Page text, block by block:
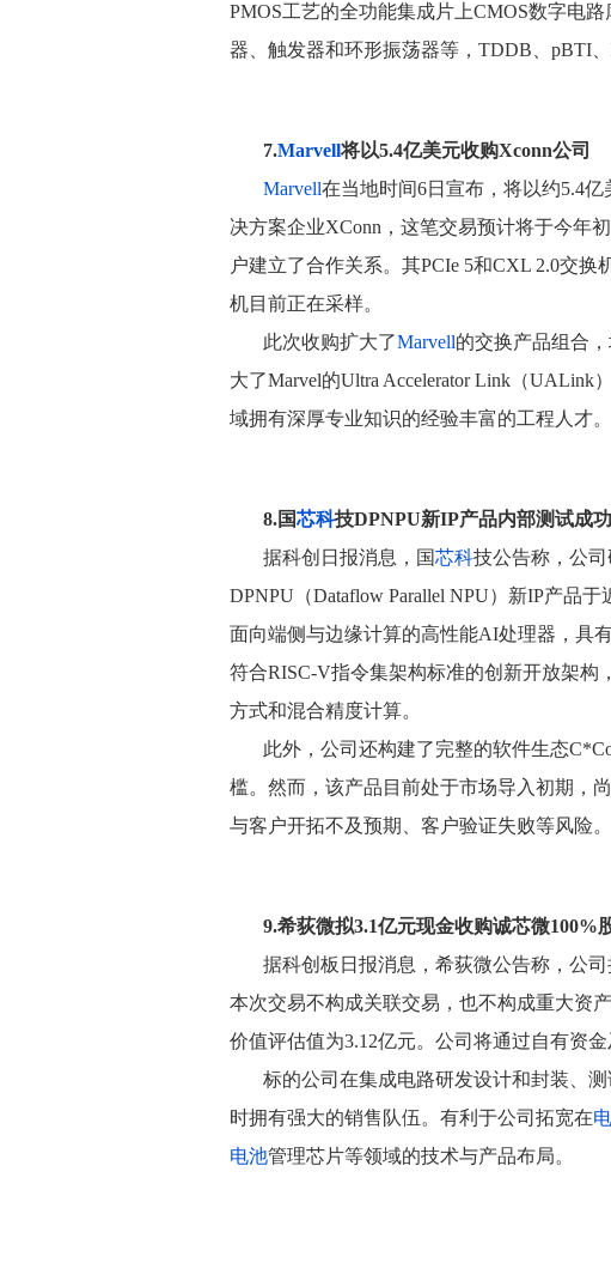
PMOS工艺的全功能集成片上CMOS数字电
器、触发器和环形振荡器等，TDDB、pBTI
7.Marvell将以5.4亿美元收购Xconn公司
Marvell在当地时间6日宣布，将以约5.4
决方案企业XConn，这笔交易预计将于今年
户建立了合作关系。其PCIe 5和CXL 2.0交换
机目前正在采样。
此次收购扩大了Marvell的交换产品组合
大了Marvel的Ultra Accelerator Link（
域拥有深厚专业知识的经验丰富的工程人才。
8.国芯科技DPNPU新IP产品内部测试成功
据科创日报消息，国芯科技公告称，公
DPNPU（Dataflow Parallel NPU）新IP产品
面向端侧与边缘计算的高性能AI处理器，具
符合RISC-V指令集架构标准的创新开放架构
方式和混合精度计算。
此外，公司还构建了完整的软件生态
槛。然而，该产品目前处于市场导入初期，
与客户开拓不及预期、客户验证失败等风险。
9.希荻微拟3.1亿元现金收购诚芯微100%
据科创板日报消息，希荻微公告称，公司
本次交易不构成关联交易，也不构成重大资
价值评估值为3.12亿元。公司将通过自有资
标的公司在集成电路研发设计和封装、
时拥有强大的销售队伍。有利于公司拓宽在
电池管理芯片等领域的技术与产品布局。